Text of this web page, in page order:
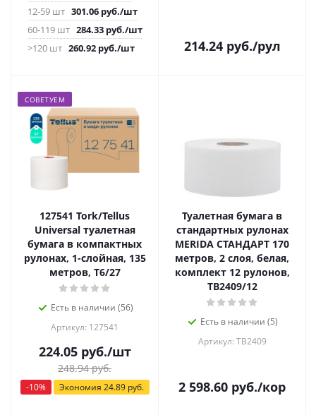
12-59 шт 301.06руб./шт
60-119 шт 284.33руб./шт
>120 шт 260.92руб./шт 214.24руб./рул
СОВЕТУЕМ
127541 Tork/Tellus
Universal туалетная
бумага в компактных
рулонах, 1-слойная, 135
метров, Т6/27
Есть в наличии (56)
Артикул: 127541
224.05руб./шт
248.94руб.
-10% Экономия 24.89руб.
Туалетная бумага в
стандартных рулонах
MERIDA СТАНДАРТ 170
метров, 2 слоя, белая,
комплект 12 рулонов,
TB2409/12
Есть в наличии (5)
Артикул: TB2409
2 598.60 руб./кор